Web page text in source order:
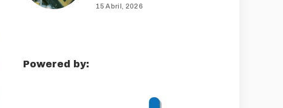
15 Abril, 2026
Powered by: